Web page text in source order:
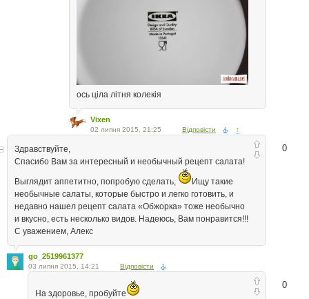
ось ціла літня колекія
Vixen
02 липня 2015, 21:25 Відповісти ↑
0
Здравствуйте,
Спасибо Вам за интересный и необычный рецепт салата!
Выглядит аппетитно, попробую сделать,
Ищу такие
необычные салаты, которые быстро и легко готовить, и
недавно нашел рецепт салата «Обжорка» тоже необычно
и вкусно, есть несколько видов. Надеюсь, Вам понравится!!!
С уважением, Алекс
go_2519961377
03 липня 2015, 14:21 Відповісти
0
На здоровье, пробуйте